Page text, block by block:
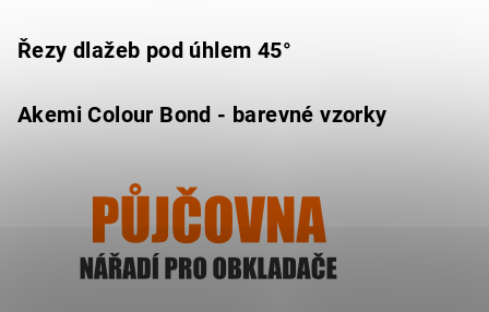
Řezy dlažeb pod úhlem 45°
Akemi Colour Bond - barevné vzorky